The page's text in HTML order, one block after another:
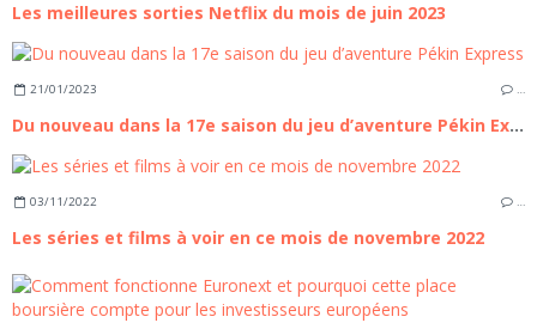
Les meilleures sorties Netflix du mois de juin 2023
21/01/2023 …
Du nouveau dans la 17e saison du jeu d’aventure Pékin Express
03/11/2022 …
Les séries et films à voir en ce mois de novembre 2022